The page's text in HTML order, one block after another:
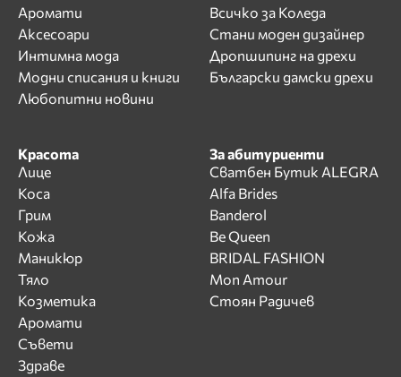
Аромати
Аксесоари
Интимна мода
Модни списания и книги
Любопитни новини
Всичко за Коледа
Стани моден дизайнер
Дропшипинг на дрехи
Български дамски дрехи
Красота
Лице
Коса
Грим
Кожа
Маникюр
Тяло
Козметика
Аромати
Съвети
Здраве
За абитуриенти
Сватбен Бутик ALEGRA
Alfa Brides
Banderol
Be Queen
BRIDAL FASHION
Mon Amour
Стоян Радичев